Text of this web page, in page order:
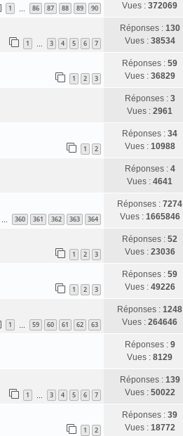
1 86 87 88 89 90
Vues :372069
1 3 4 5 6 7
Réponses : 130
Vues : 38534
1 2 3
Réponses :59
Vues : 36829
Réponses : 3
Vues :2961
1 2
Réponses :34
Vues : 10988
Réponses : 4
Vues :4641
360 361 362 363 364
Réponses :7274
Vues : 1665846
1 2 3
Réponses :52
Vues : 23036
1 2 3
Réponses :59
Vues : 49226
1 59 60 61 62 63
Réponses :1248
Vues :264646
Réponses : 9
Vues :8129
1 3 4 5 6 7
Réponses : 139
Vues : 50022
1 2
Réponses :39
Vues : 18772